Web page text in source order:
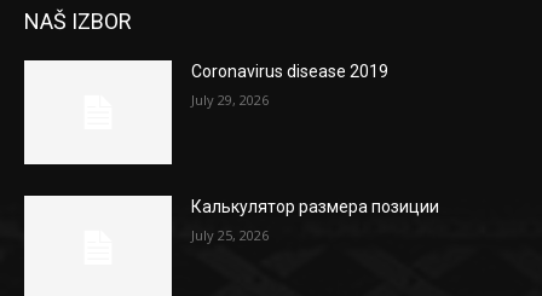
NAŠ IZBOR
Coronavirus disease 2019
July 29, 2026
Калькулятор размера позиции
July 25, 2026